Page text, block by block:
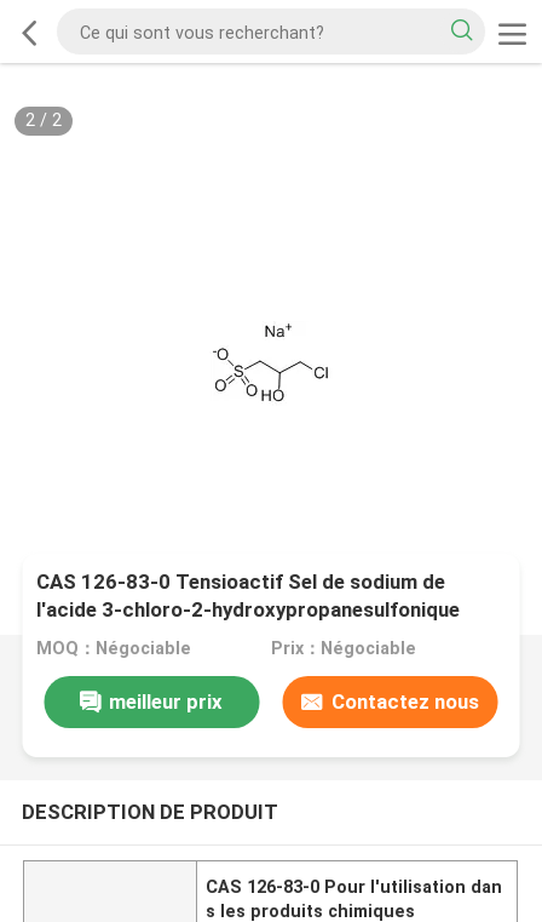
2/ 2
CAS 126-83-0 Tensioactif Sel de sodium de
l'acide 3-chloro-2-hydroxypropanesulfonique
MOQ：Négociable Prix：Négociable
meilleur prix Contactez nous
DESCRIPTION DE PRODUIT
CAS 126-83-0 Pour l'utilisation dan
s les produits chimiques